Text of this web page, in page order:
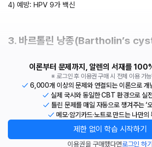
4) 예방: HPV 9가 백신
3. 바르톨린 낭종(Bartholin’s
이론부터 문제까지, 알렌의 서재를
※ 로그인 후 이용권 구매 시 전체 이용 가
6,000개 이상의 문제와 연결되는 이론으로 개
실제 국시와 동일한 CBT 환경으로 실
틀린 문제를 매일 자동으로 챙겨주는 ‘
메모·암기카드·노트로 만드는 나만의
제한 없이 학습 시작하기
이용권을 구매했다면로그인 하기